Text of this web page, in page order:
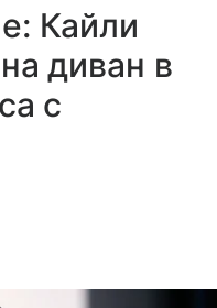
Кайли
диван в
с